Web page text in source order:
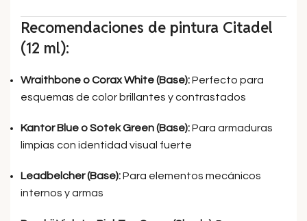
Recomendaciones de pintura Citadel
(12 ml):
Wraithbone o Corax White (Base):Perfecto para
esquemas de color brillantes y contrastados
Kantor Blue o Sotek Green (Base):Para armaduras
limpias con identidad visual fuerte
Leadbelcher (Base):Para elementos mecánicos
internos y armas